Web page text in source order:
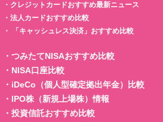
・ クレジットカードおすすめ最新ニュース
・ 法人カードおすすめ比較
・
「キャッシュレス決済」おすすめ比較
・ つみたてNISAおすすめ比較
・ NISA口座比較
・ iDeCo（個人型確定拠出年金）比較
・ IPO株（新規上場株）情報
・ 投資信託おすすめ比較